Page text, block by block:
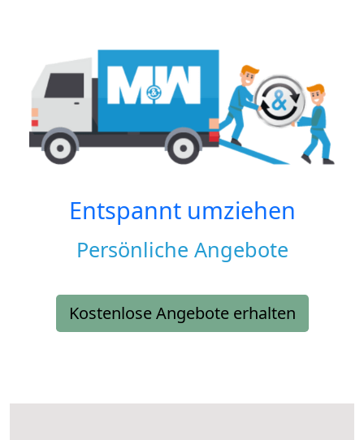
Entspannt umziehen
Persönliche Angebote
Kostenlose Angebote erhalten